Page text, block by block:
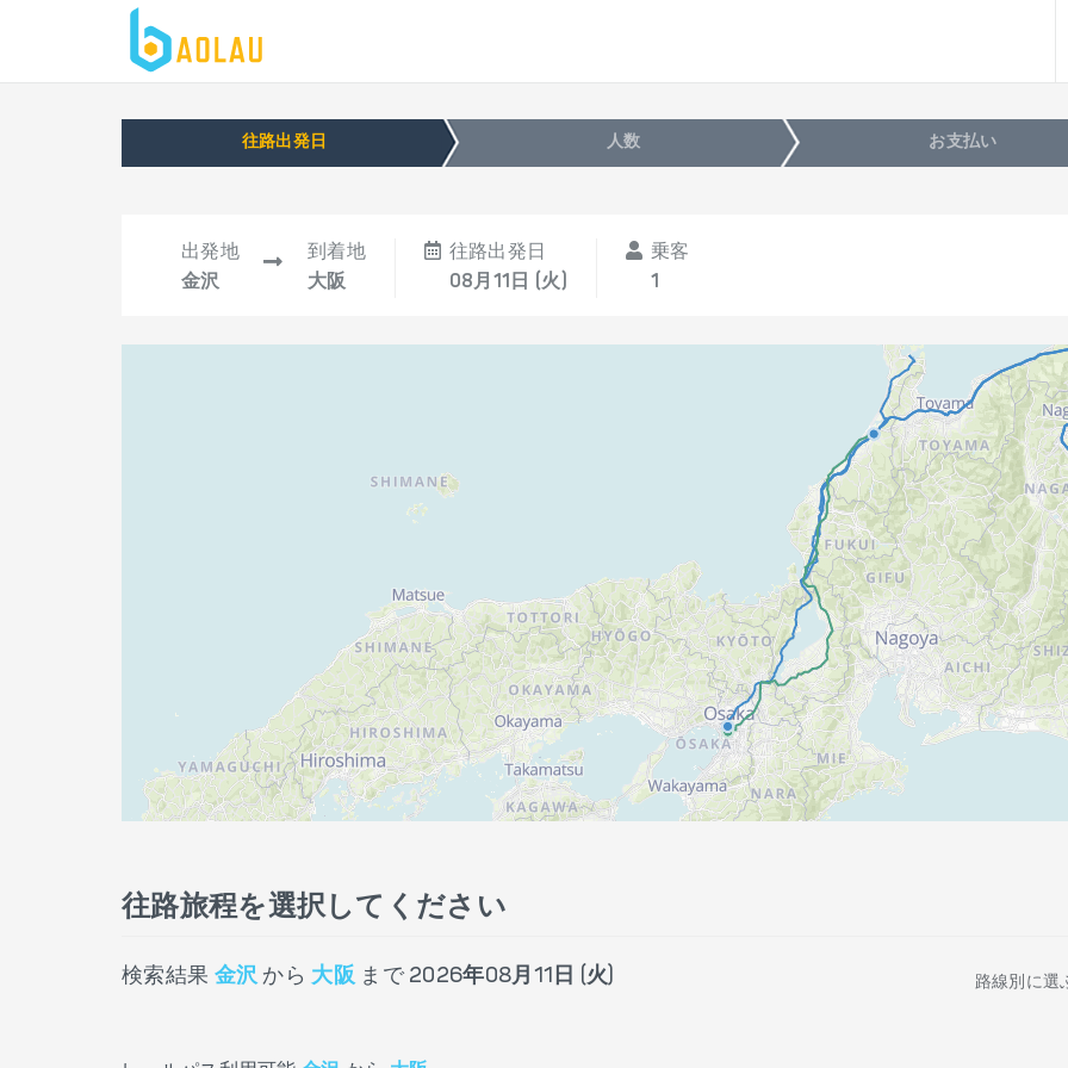
往路出発日 人数 お支払い
出発地
金沢
到着地
大阪
往路出発日
08月11日 (火)
乗客
1
往路旅程を選択してください
検索結果 金沢から大阪まで 2026年08月11日 (火) 路線別に選